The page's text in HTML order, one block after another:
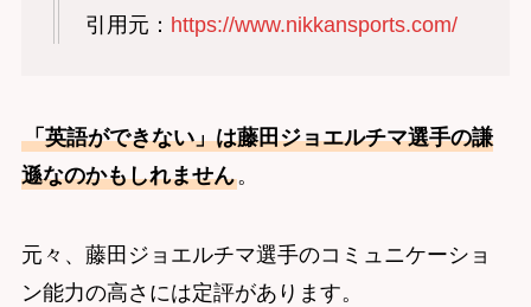
引用元： https://www.nikkansports.com/
「英語ができない」は藤田ジョエルチマ選手の謙
遜なのかもしれません。
元々、藤田ジョエルチマ選手のコミュニケーショ
ン能力の高さには定評があります。